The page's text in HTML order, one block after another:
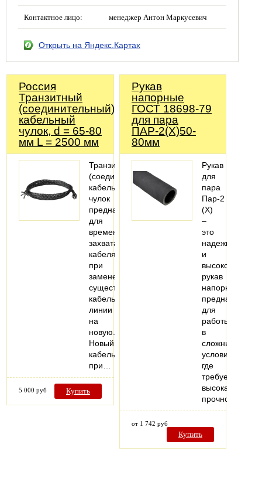
Контактное лицо: менеджер Антон Маркусевич
Открыть на Яндекс.Картах
Россия
Транзитный
(соединительный)
кабельный
чулок, d = 65-80
мм L = 2500 мм
Транзитный
(соединительный)
кабельный
чулок
предназначен
для
временного
захвата
кабеля
при
замене
существующей
кабельной
линии
на
новую.
Новый
кабель
при…
5 000 руб Купить
Рукав
напорные
ГОСТ 18698-79
для пара
ПАР-2(Х)50-
80мм
Рукав
для
пара
Пар-2
(X)
–
это
надежный
и
рукав
напорный,
для
работы
в
сложных
условиях,
где
требуется
высокая
прочность…
от 1 742 руб
Купить